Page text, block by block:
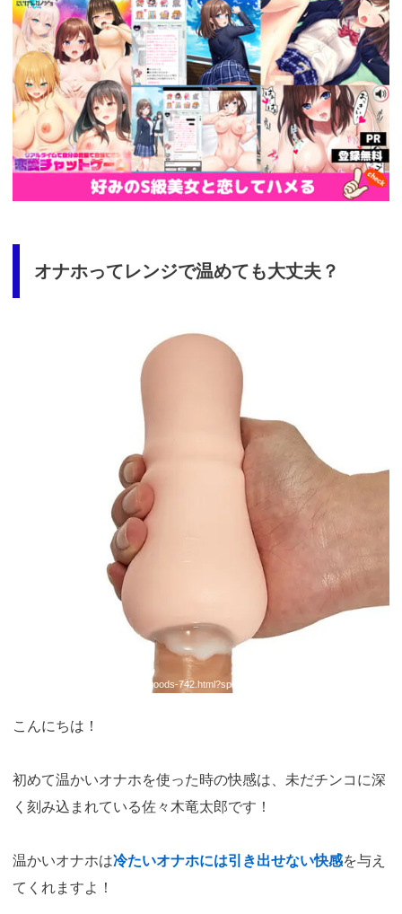
measurement.com/ad/p/r?
medium=261&ad=687&creative=590
オナホってレンジで温めても大丈夫？
https://www.bestvibe.jp/goods-742.html?spm=p.c_4.g11
こんにちは！
初めて温かいオナホを使った時の快感は、未だチンコに深
く刻み込まれている佐々木竜太郎です！
温かいオナホは冷たいオナホには引き出せない快感を与え
てくれますよ！